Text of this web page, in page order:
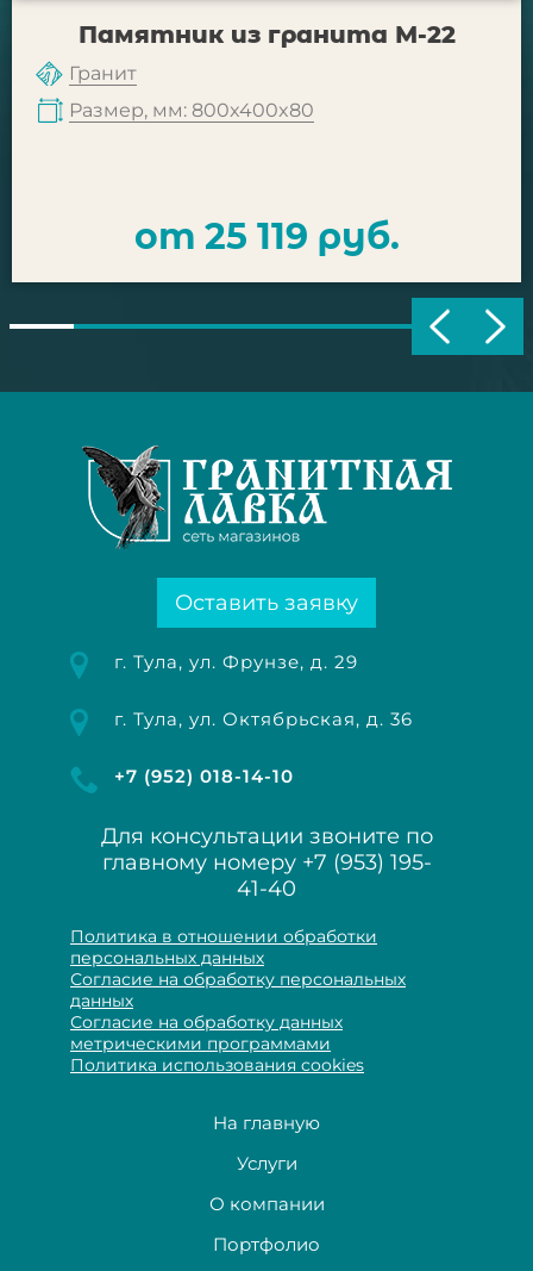
Памятник из гранита М-22
Гранит
Размер, мм: 800x400x80
от 25 119 руб.
Оставить заявку
г. Тула, ул. Фрунзе, д. 29
г. Тула, ул. Октябрьская, д. 36
+7 (952) 018-14-10
Для консультации звоните по
главному номеру +7 (953) 195-
41-40
Политика в отношении обработки
персональных данных
Согласие на обработку персональных
данных
Согласие на обработку данных
метрическими программами
Политика использования cookies
На главную
Услуги
О компании
Портфолио